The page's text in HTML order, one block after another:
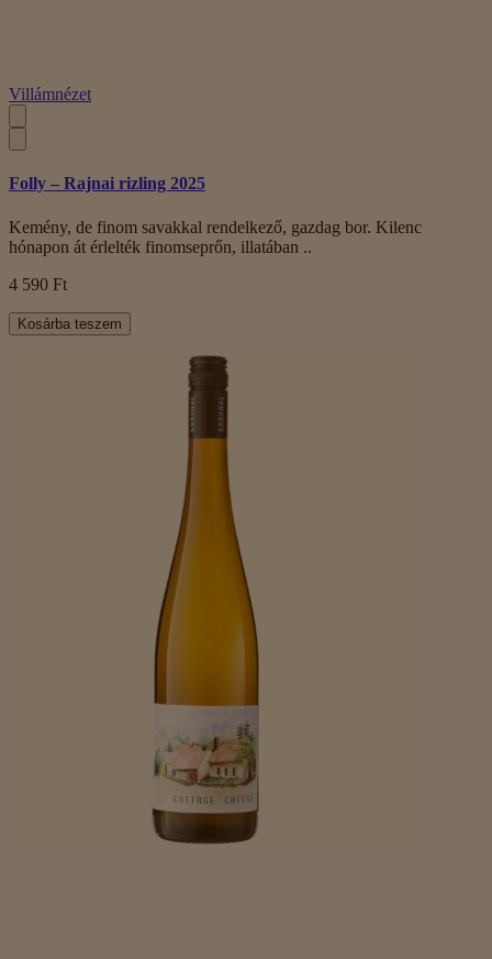
Villámnézet
Folly – Rajnai rizling 2025
Kemény, de finom savakkal rendelkező, gazdag bor. Kilenc
hónapon át érlelték finomseprőn, illatában ..
4 590 Ft
Kosárba teszem